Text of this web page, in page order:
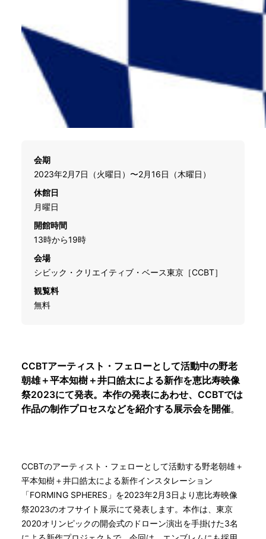
会期
2023年2月7日（火曜日）〜2月16日（木曜日）
休館日
月曜日
開館時間
13時から19時
会場
シビック・クリエイティブ・ベース東京［CCBT］
観覧料
無料
CCBTアーティスト・フェローとして活動中の野老
朝雄＋平本知樹＋井口皓太による新作を恵比寿映像
祭2023にて発表。本作の発表にあわせ、CCBTでは
作品の制作プロセスなどを紹介する展示会を開催。
CCBTのアーティスト・フェローとして活動する野老朝雄＋
平本知樹＋井口皓太による新作インスタレーション
「FORMING SPHERES」を2023年2月3日より恵比寿映像
祭2023のオフサイト展示にて発表します。本作は、東京
2020オリンピックの開会式のドローン演出を手掛けた3名